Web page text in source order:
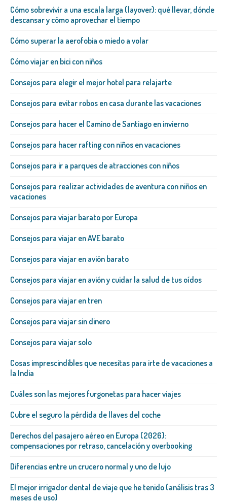
Cómo sobrevivir a una escala larga (layover): qué llevar, dónde
descansar y cómo aprovechar el tiempo
Cómo superar la aerofobia o miedo a volar
Cómo viajar en bici con niños
Consejos para elegir el mejor hotel para relajarte
Consejos para evitar robos en casa durante las vacaciones
Consejos para hacer el Camino de Santiago en invierno
Consejos para hacer rafting con niños en vacaciones
Consejos para ir a parques de atracciones con niños
Consejos para realizar actividades de aventura con niños en
vacaciones
Consejos para viajar barato por Europa
Consejos para viajar en AVE barato
Consejos para viajar en avión barato
Consejos para viajar en avión y cuidar la salud de tus oídos
Consejos para viajar en tren
Consejos para viajar sin dinero
Consejos para viajar solo
Cosas imprescindibles que necesitas para irte de vacaciones a
la India
Cuáles son las mejores furgonetas para hacer viajes
Cubre el seguro la pérdida de llaves del coche
Derechos del pasajero aéreo en Europa (2026):
compensaciones por retraso, cancelación y overbooking
Diferencias entre un crucero normal y uno de lujo
El mejor irrigador dental de viaje que he tenido (análisis tras 3
meses de uso)